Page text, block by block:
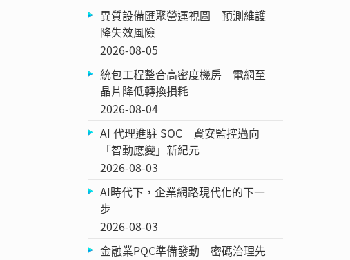
異質設備匯聚營運視圖 預測維護
降失效風險
2026-08-05
統包工程整合高密度機房 電網至
晶片降低轉換損耗
2026-08-04
AI 代理進駐 SOC 資安監控邁向
「智動應變」新紀元
2026-08-03
AI時代下，企業網路現代化的下一
步
2026-08-03
金融業PQC準備發動 密碼治理先